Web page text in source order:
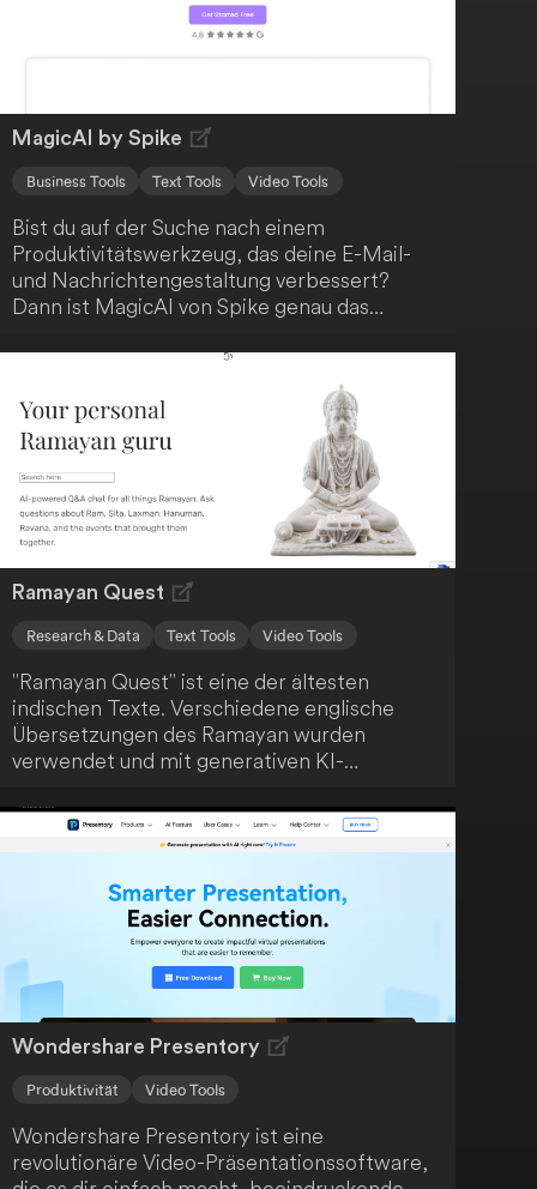
MagicAI by Spike
Business Tools Text Tools Video Tools
Bist du auf der Suche nach einem
Produktivitätswerkzeug, das deine E-Mail-
und Nachrichtengestaltung verbessert?
Dann ist MagicAI von Spike genau das
beschleunigt deine Arbeitsabläufe und hilft
dir, klare, überzeugende Kommunikation zu
erstellen. Darüber hinaus bietet MagicAI eine
sofortige Zusammenfassung deiner langen
E-Mail-Konversationen, Nachrichten,
Notizen und Dateien. Steigere deine
Effizienz mit MagicAI!
Ramayan Quest
Research & Data Text Tools Video Tools
"Ramayan Quest" ist eine der ältesten
indischen Texte. Verschiedene englische
Übersetzungen des Ramayan wurden
verwendet und mit generativen KI-
innovative und moderne Interpretation des
klassischen Textes.
Wondershare Presentory
Produktivität Video Tools
Wondershare Presentory ist eine
revolutionäre Video-Präsentationssoftware,